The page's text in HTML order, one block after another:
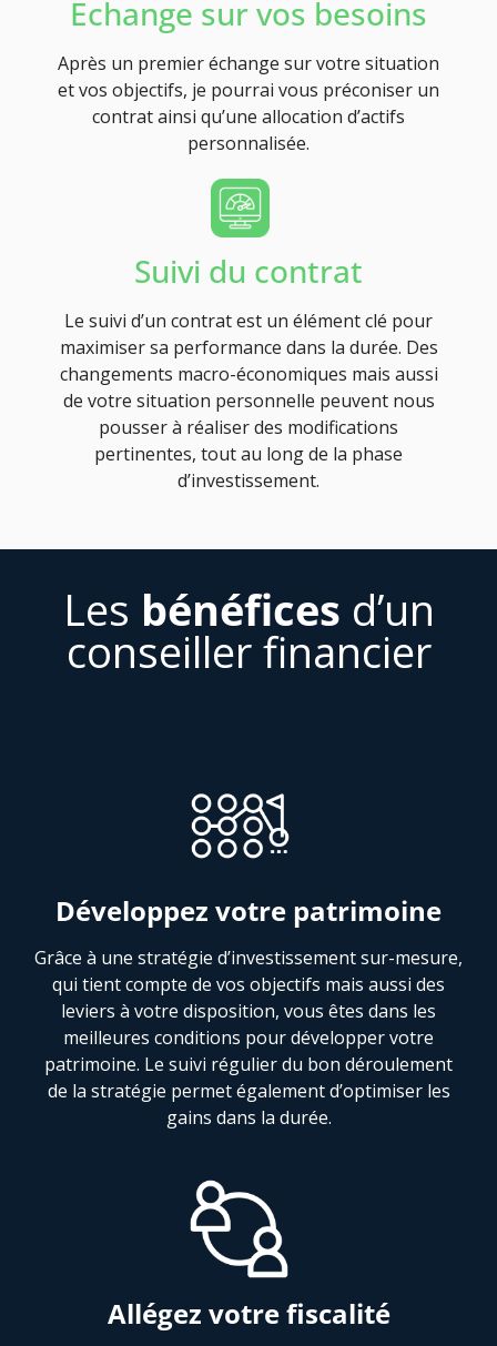
Echange sur vos besoins
Après un premier échange sur votre situation
et vos objectifs, je pourrai vous préconiser un
contrat ainsi qu’une allocation d’actifs
personnalisée.
Suivi du contrat
Le suivi d’un contrat est un élément clé pour
maximiser sa performance dans la durée. Des
changements macro-économiques mais aussi
de votre situation personnelle peuvent nous
pousser à réaliser des modifications
pertinentes, tout au long de la phase
d’investissement.
Les bénéfices d’un
conseiller financier
Développez votre patrimoine
Grâce à une stratégie d’investissement sur-mesure,
qui tient compte de vos objectifs mais aussi des
leviers à votre disposition, vous êtes dans les
meilleures conditions pour développer votre
patrimoine. Le suivi régulier du bon déroulement
de la stratégie permet également d’optimiser les
gains dans la durée.
Allégez votre fiscalité